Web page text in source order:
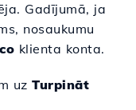
Gadījumā, ja
nosaukumu
klienta konta.
uz Turpināt